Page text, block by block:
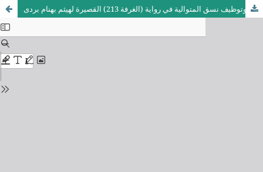
التجريب وتوظيف نسق المتوالية في رواية (الغرفة 213) القصيرة لهيثم بهنام بردى